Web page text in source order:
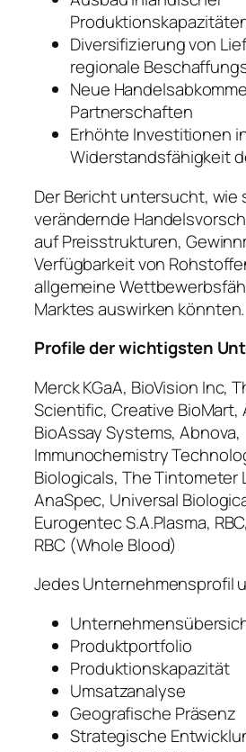
Diversifizierung von
regionale
Neue
Partnerschaften
Erhöhte Investitionen
Widerstandsfähigkeit
Der Bericht untersucht, wie
verändernde
auf Preisstrukturen,
Verfügbarkeit von
allgemeine
Marktes auswirken könnten.
Profile der wichtigsten
Merck KGaA, BioVision Inc,
Scientific, Creative BioMart,
BioAssay Systems, Abnova,
Immunochemistry
Biologicals, The Tintometer
AnaSpec, Universal
Eurogentec S.A.Plasma,
RBC (Whole Blood)
Jedes Unternehmensprofil
Produktportfolio
Produktionskapazität
Umsatzanalyse
Geografische Präsenz
Strategische